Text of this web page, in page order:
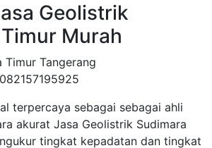
Geolistrik
Murah
Timur Tangerang
082157195925
terpercaya sebagai sebagai ahli
akurat Jasa Geolistrik Sudimara
tingkat kepadatan dan tingkat